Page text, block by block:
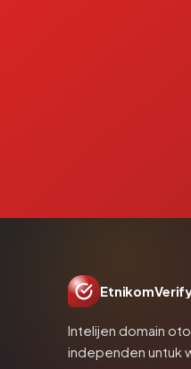
Intelijen domain
independen untuk